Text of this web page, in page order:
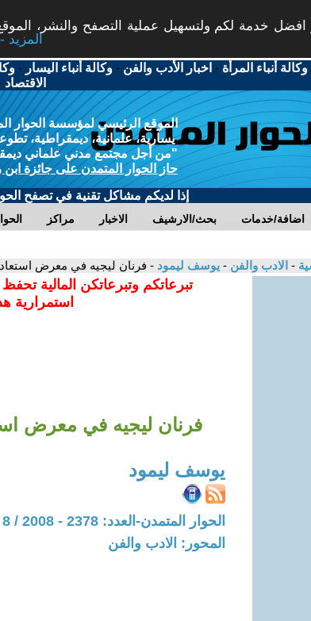
افضل خدمة لكم ولتسهيل عملية التصفح والنشر،
More info - المزيد
وكالة أنباء المرأة - اخبار الأدب والفن -وكالة أنباء اليسار -
الاقتصاد
الموقع الرئيسي لمؤسسة الحوار
يسارية، علمانية، ديمقراطية،
"من أجل مجتمع مدني علماني
حاز الحوار المتمدن على جائزة ابن
إذا لديكم مشاكل تقنية في تصفح
مراكز الاخبار بحث/الارشيف اضافة/خدمات
- الادب والفن - يوسف ليمود - فرنان ليجيه في معرض
تبرعاتكم وتبرعاتكن المالية
استمرارية
فرنان ليجيه في معرض
يوسف ليمود
الحوار المتمدن-العدد: 2378 - 2008 / 8 / 19 - 06:53
المحور: الادب والفن